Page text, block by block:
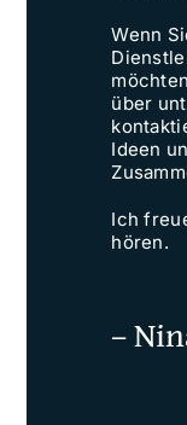
Wenn
über
Ideen
Ich
hören.
–